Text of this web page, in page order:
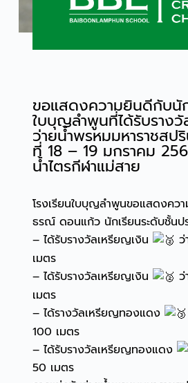
ขอแสดงความยินดีกับนัก
ใบบุญลำพูนที่ได้รับรางวั
ว่ายน้ำพรหมมหาราชสป
ที่ 18 – 19 มกราคม
น้ำไตรกีฬาแม่สาย
โรงเรียนใบบุญลำพูนขอแสดงคว
ธรณ์ ดอนแก้ว นักเรียนระดับชั้น
– ได้รับรางวัลเหรียญเงิน
ว่
เมตร
– ได้รับรางวัลเหรียญเงิน
ว่
เมตร
– ได้รางวัลเหรียญทองแดง
100 เมตร
– ได้รับรางวัลเหรียญทองแดง
50 เมตร